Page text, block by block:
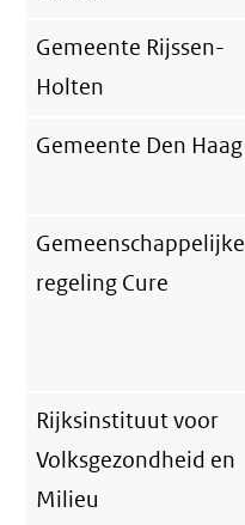
Gemeente Rijssen-
Holten
Gemeente Den Haag
Gemeenschappelijke
regeling Cure
Rijksinstituut voor
Volksgezondheid en
Milieu